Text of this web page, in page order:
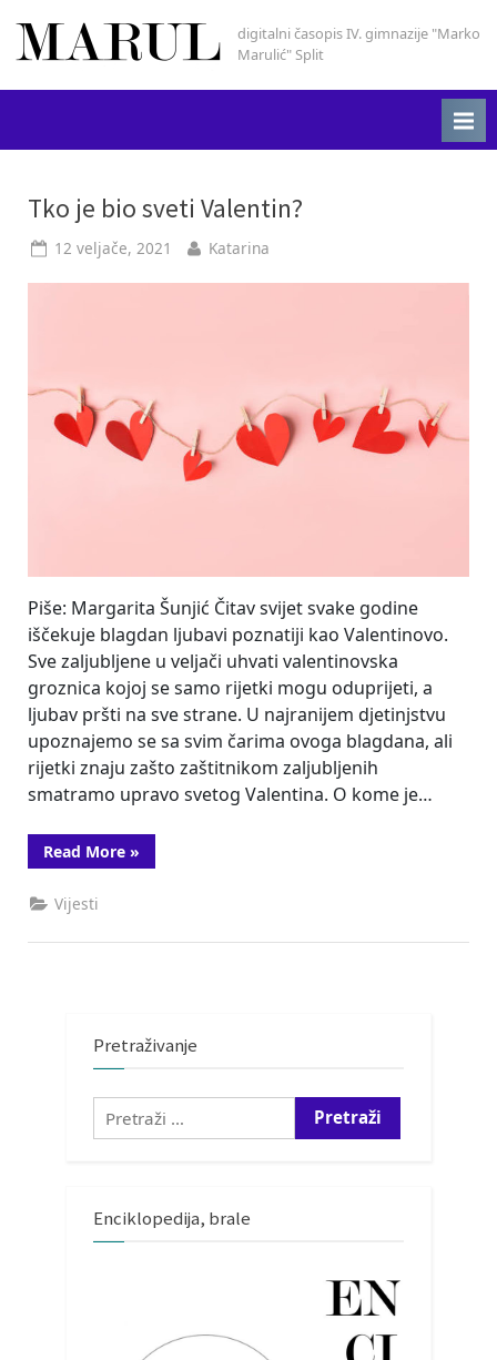
content
Marul
digitalni časopis IV. gimnazije "Marko
Marulić" Split
Oznaka:
dan
zaljubljenih
Tko je bio sveti Valentin?
Posted
12 veljače, 2021 By
Katarina
Piše: Margarita Šunjić Čitav svijet svake godine
iščekuje blagdan ljubavi poznatiji kao Valentinovo.
Sve zaljubljene u veljači uhvati valentinovska
groznica kojoj se samo rijetki mogu oduprijeti, a
ljubav pršti na sve strane. U najranijem djetinjstvu
upoznajemo se sa svim čarima ovoga blagdana, ali
rijetki znaju zašto zaštitnikom zaljubljenih
smatramo upravo svetog Valentina. O kome je…
Read More“Tko
je
»
Vijesti
Pretraživanje
Pretraži:
Enciklopedija, brale